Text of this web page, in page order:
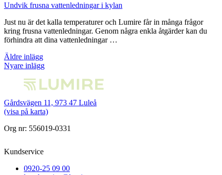
Undvik frusna vattenledningar i kylan
Just nu är det kalla temperaturer och Lumire får in många frågor
kring frusna vattenledningar. Genom några enkla åtgärder kan du
förhindra att dina vattenledningar …
Inläggsnavigering
Äldre inlägg
Nyare inlägg
Gårdsvägen 11, 973 47 Luleå
(visa på karta)
Org nr: 556019-0331
Kundservice
0920-25 09 00